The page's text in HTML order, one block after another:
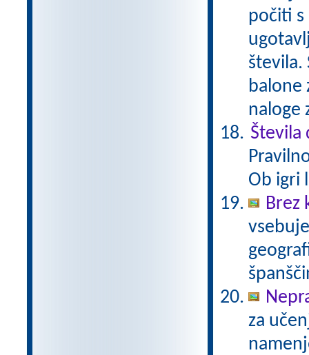
počiti s
števila.
balone
naloge
Števila
Ob igri
Brez
za